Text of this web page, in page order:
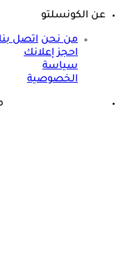
عن الكونسلتو
من نحن اتصل
احجز إعلانك
سياسة
الخصوصية